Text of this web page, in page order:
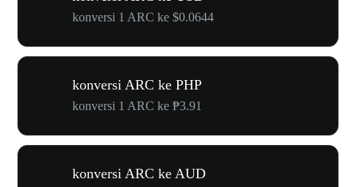
konversi 1 ARC ke $0.0644
konversi ARC ke PHP
konversi 1 ARC ke ₱3.91
konversi ARC ke AUD